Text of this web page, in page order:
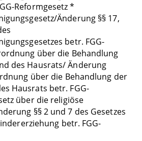
Reformgesetz *
Änderung §§ 17,
betr. FGG-
über die Behandlung
des Hausrats/ Änderung
über die Behandlung der
Hausrats betr. FGG-
über die religiöse
§§ 2 und 7 des Gesetzes
betr. FGG-